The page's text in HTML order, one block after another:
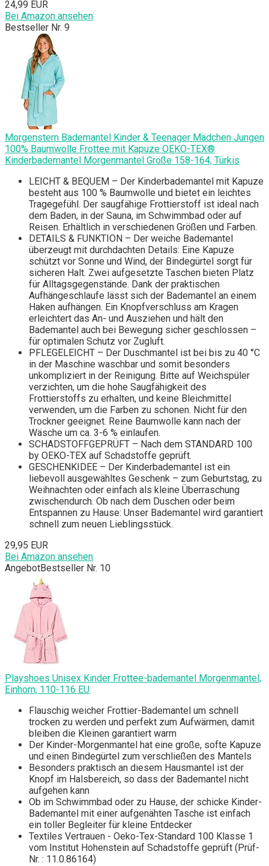
24,99 EUR
Bei Amazon ansehen
Bestseller Nr. 9
Morgenstern Bademantel Kinder & Teenager Mädchen Jungen
100% Baumwolle Frottee mit Kapuze OEKO-TEX®
Kinderbademantel Morgenmantel Größe 158-164, Türkis
LEICHT & BEQUEM – Der Kinderbademantel mit Kapuze
besteht aus 100 % Baumwolle und bietet ein leichtes
Tragegefühl. Der saugfähige Frottierstoff ist ideal nach
dem Baden, in der Sauna, im Schwimmbad oder auf
Reisen. Erhältlich in verschiedenen Größen und Farben.
DETAILS & FUNKTION – Der weiche Bademantel
überzeugt mit durchdachten Details: Eine Kapuze
schützt vor Sonne und Wind, der Bindegürtel sorgt für
sicheren Halt. Zwei aufgesetzte Taschen bieten Platz
für Alltagsgegenstände. Dank der praktischen
Aufhängeschlaufe lässt sich der Bademantel an einem
Haken aufhängen. Ein Knopfverschluss am Kragen
erleichtert das An- und Ausziehen und hält den
Bademantel auch bei Bewegung sicher geschlossen –
für optimalen Schutz vor Zugluft.
PFLEGELEICHT – Der Duschmantel ist bei bis zu 40 °C
in der Maschine waschbar und somit besonders
unkompliziert in der Reinigung. Bitte auf Weichspüler
verzichten, um die hohe Saugfähigkeit des
Frottierstoffs zu erhalten, und keine Bleichmittel
verwenden, um die Farben zu schonen. Nicht für den
Trockner geeignet. Reine Baumwolle kann nach der
Wäsche um ca. 3-6 % einlaufen.
SCHADSTOFFGEPRÜFT – Nach dem STANDARD 100
by OEKO-TEX auf Schadstoffe geprüft.
GESCHENKIDEE – Der Kinderbademantel ist ein
liebevoll ausgewähltes Geschenk – zum Geburtstag, zu
Weihnachten oder einfach als kleine Überraschung
zwischendurch. Ob nach dem Duschen oder beim
Entspannen zu Hause: Unser Bademantel wird garantiert
schnell zum neuen Lieblingsstück.
29,95 EUR
Bei Amazon ansehen
AngebotBestseller Nr. 10
Playshoes Unisex Kinder Frottee-bademantel Morgenmantel,
Einhorn, 110-116 EU
Flauschig weicher Frottier-Bademantel um schnell
trocken zu werden und perfekt zum Aufwärmen, damit
bleiben die Kleinen garantiert warm
Der Kinder-Morgenmantel hat eine große, softe Kapuze
und einen Bindegürtel zum verschließen des Mantels
Besonders praktisch an diesem Hausmantel ist der
Knopf im Halsbereich, so dass der Bademantel nicht
aufgehen kann
Ob im Schwimmbad oder zu Hause, der schicke Kinder-
Bademantel mit einer aufgenähten Tasche ist einfach
ein toller Begleiter für kleine Entdecker
Textiles Vertrauen - Oeko-Tex-Standard 100 Klasse 1
vom Institut Hohenstein auf Schadstoffe geprüft (Prüf-
Nr. : 11.0.86164)